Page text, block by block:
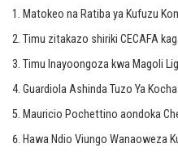
Matokeo na Ratiba ya Kufuzu
Timu zitakazo shiriki CECAFA
Timu Inayoongoza kwa Magoli
Guardiola Ashinda Tuzo Ya
Mauricio Pochettino aondoka
Hawa Ndio Viungo Wanaoweza